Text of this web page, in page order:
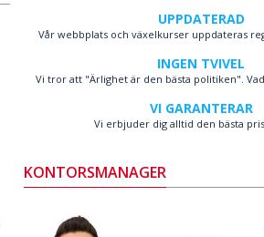
UPPDATERAD
Vår webbplats och växelkurser uppdateras
INGEN TVIVEL
Vi tror att "Ärlighet är den bästa politiken".
VI GARANTERAR
Vi erbjuder dig alltid den bästa
KONTORSMANAGER